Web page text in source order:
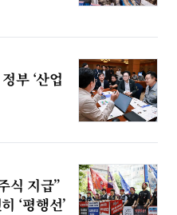
부 ‘산업
식 지급”
‘평행선’